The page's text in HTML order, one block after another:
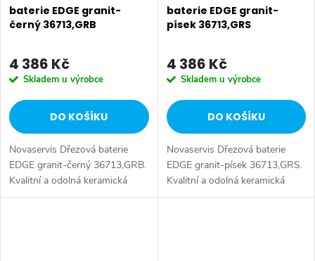
baterie EDGE granit-
černý 36713,GRB
4 386 Kč
Skladem u výrobce
DO KOŠÍKU
Novaservis Dřezová baterie
EDGE granit-černý 36713,GRB.
Kvalitní a odolná keramická
kartuše 35 mm s prodlouženou
baterie EDGE granit-
písek 36713,GRS
4 386 Kč
Skladem u výrobce
DO KOŠÍKU
Novaservis Dřezová baterie
EDGE granit-písek 36713,GRS.
Kvalitní a odolná keramická
kartuše 35 mm s prodlouženou